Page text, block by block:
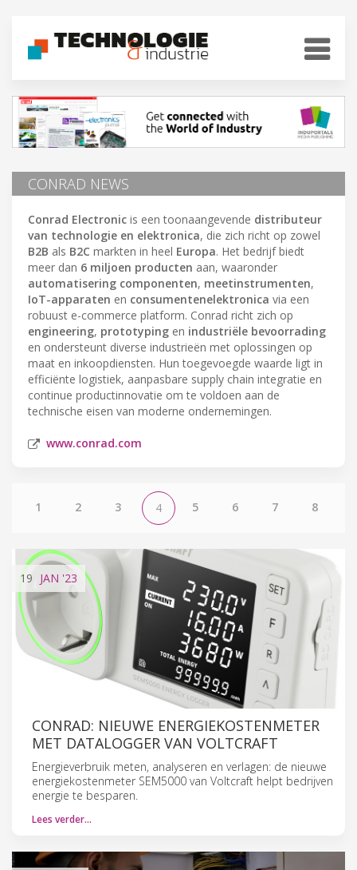
CONRAD NEWS
Conrad Electronic is een toonaangevende distributeur
van technologie en elektronica, die zich richt op zowel
B2B als B2C markten in heel Europa. Het bedrijf biedt
meer dan 6 miljoen producten aan, waaronder
automatisering componenten, meetinstrumenten,
IoT-apparaten en consumentenelektronica via een
robuust e-commerce platform. Conrad richt zich op
engineering, prototyping en industriële bevoorrading
en ondersteunt diverse industrieën met oplossingen op
maat en inkoopdiensten. Hun toegevoegde waarde ligt in
efficiënte logistiek, aanpasbare supply chain integratie en
continue productinnovatie om te voldoen aan de
technische eisen van moderne ondernemingen.
www.conrad.com
1 2 3 4 5 6 7 8
19 JAN '23
CONRAD: NIEUWE ENERGIEKOSTENMETER
MET DATALOGGER VAN VOLTCRAFT
Energieverbruik meten, analyseren en verlagen: de nieuwe
energiekostenmeter SEM5000 van Voltcraft helpt bedrijven
energie te besparen.
Lees verder…